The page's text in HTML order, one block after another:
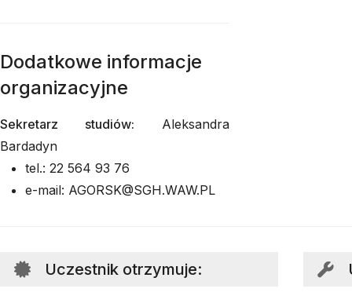
Dodatkowe informacje
organizacyjne
Sekretarz studiów: Aleksandra
Bardadyn
tel.: 22 564 93 76
e-mail: AGORSK@SGH.WAW.PL
Uczestnik otrzymuje: